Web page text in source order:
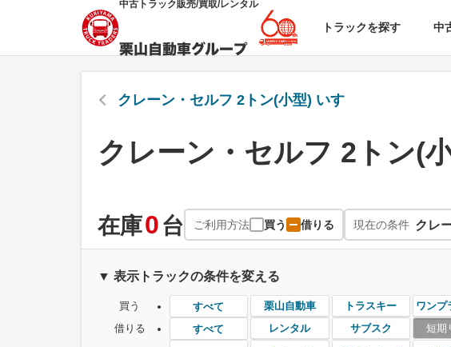
中古トラック販売/買取/レンタル
トラックを探す 中
クレーン・セルフ 2トン(小型) いすゞ
クレーン・セルフ 2トン(
在庫0台 ご利用方法 買う 借りる 現在の条件 クレ
▼ 表示トラックの条件を変える
買う すべて 栗山自動車 トラスキー
ワンプ
借りる
すべて レンタル サブスク 短期